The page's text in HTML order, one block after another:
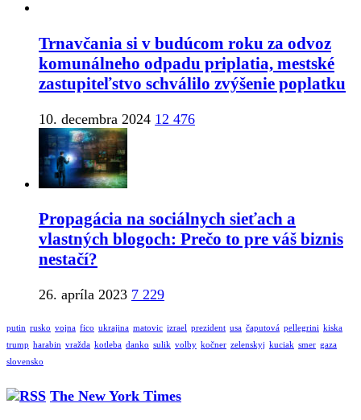
Trnavčania si v budúcom roku za odvoz
komunálneho odpadu priplatia, mestské
zastupiteľstvo schválilo zvýšenie poplatku
10. decembra 2024 12 476
Propagácia na sociálnych sieťach a
vlastných blogoch: Prečo to pre váš biznis
nestačí?
26. apríla 2023 7 229
putin rusko vojna fico ukrajina matovic izrael prezident usa čaputová pellegrini kiska
trump harabin vražda kotleba danko sulik volby kočner zelenskyj kuciak smer gaza
slovensko
The New York Times